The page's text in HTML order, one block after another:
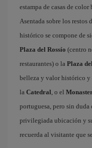
estampa de casas de
Asentada sobre los restos
histórico se compone de
Plaza del Rossío (centro
restaurantes) o la Plaza
belleza y valor histórico
la Catedral, o el
portuguesa, pero sin duda
privilegiada ubicación y
recuerda al visitante que